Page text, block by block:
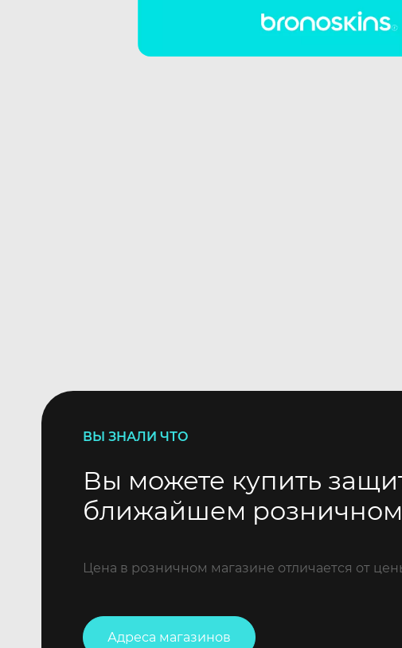
ВЫ ЗНАЛИ ЧТО
Вы можете купить
ближайшем розничном
Цена в розничном магазине отличается от
Адреса магазинов